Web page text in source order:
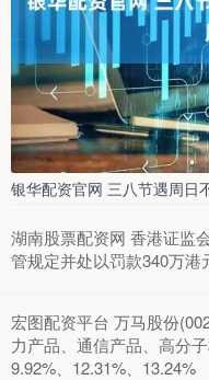
银华配资官网 三八节遇周日
湖南股票配资网 香港证监
管规定并处以罚款340万港
宏图配资平台 万马股份
力产品、通信产品、高分
9.92%、12.31%、13.24%